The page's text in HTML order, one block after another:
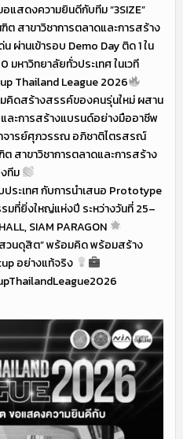
สดงความยินดีกับทีม “3SIZE”
สาขาวิชาการตลาดและการสร้าง
ผ่านเข้ารอบ Demo Day ติด 1 ใน
หาวิทยาลัยทั่วประเทศ ในเวที
Thailand League 2026
คิดสร้างสรรค์ของคนรุ่นใหม่ ผสาน
ละการสร้างแบรนด์อย่างมืออาชีพ
จารย์ศุภวรรณ อภิชาติไตรสรณ์
สาขาวิชาการตลาดและการสร้าง
ทีม
ประเทศ กับการนำเสนอ Prototype
มที่ยิ่งใหญ่แห่งปี ระหว่างวันที่ 25–
SIAM PARAGON
วนดุสิต” พร้อมคิด พร้อมสร้าง
อย่างแท้จริง